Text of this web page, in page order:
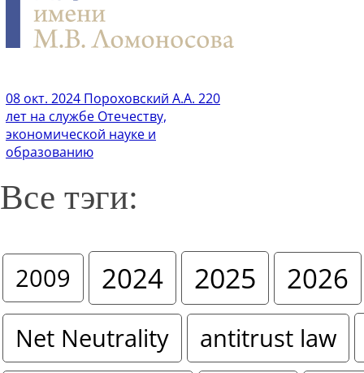
08 окт. 2024 Пороховский А.А. 220
лет на службе Отечеству,
экономической науке и
образованию
Все тэги:
2009 2024 2025 2026
Net Neutrality
antitrust law